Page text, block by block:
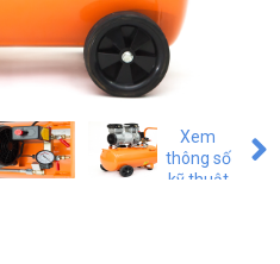
Xem
thông số
kỹ thuật